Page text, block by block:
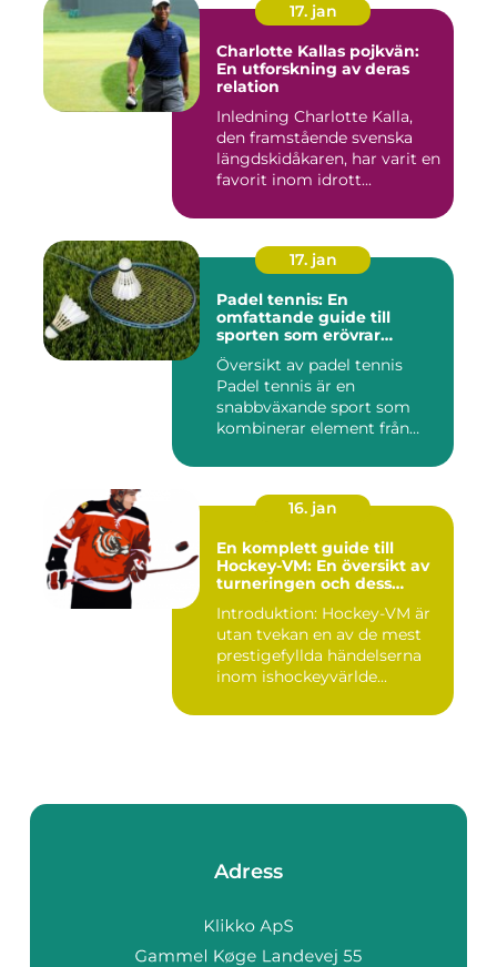
17. jan
Charlotte Kallas pojkvän:
En utforskning av deras
relation
Inledning Charlotte Kalla,
den framstående svenska
längdskidåkaren, har varit en
favorit inom idrott...
17. jan
Padel tennis: En
omfattande guide till
sporten som erövrar
världen
Översikt av padel tennis
Padel tennis är en
snabbväxande sport som
kombinerar element från
16. jan
En komplett guide till
Hockey-VM: En översikt av
turneringen och dess
Introduktion: Hockey-VM är
utan tvekan en av de mest
prestigefyllda händelserna
inom ishockeyvärlde...
Adress